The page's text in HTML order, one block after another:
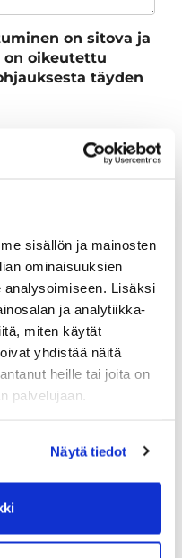
sisällön ja mainosten
ominaisuuksien
Lisäksi
ja analytiikka-
miten käytät
yhdistää näitä
heille tai joita on
palvelujaan.
Näytä tiedot
on sitova ja
oikeutettu
täyden
personal